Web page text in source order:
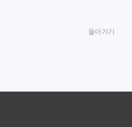
떤 차이가 있을까? 내게 맞는
돌아가기